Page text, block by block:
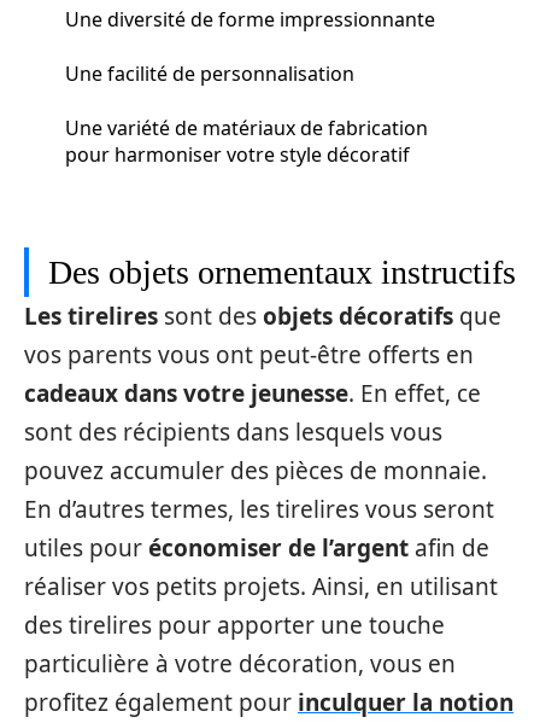
Une diversité de forme impressionnante
Une facilité de personnalisation
Une variété de matériaux de fabrication
pour harmoniser votre style décoratif
Des objets ornementaux instructifs
Les tirelires sont desobjets décoratifs que
vos parents vous ont peut-être offerts en
cadeaux dans votre jeunesse. En effet, ce
sont des récipients dans lesquels vous
pouvez accumuler des pièces de monnaie.
En d’autres termes, les tirelires vous seront
utiles pouréconomiser de l’argent afin de
réaliser vos petits projets. Ainsi, en utilisant
des tirelires pour apporter une touche
particulière à votre décoration, vous en
profitez également pour inculquer la notion